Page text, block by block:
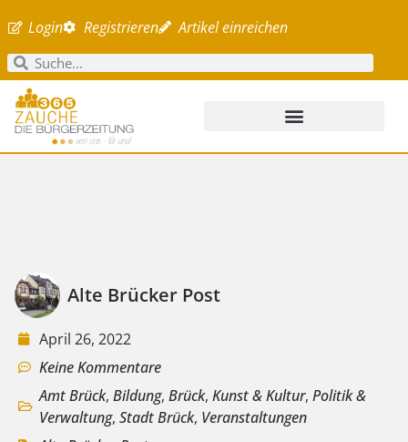
Login Registrieren Artikel einreichen
Alte Brücker Post
April 26, 2022
Keine Kommentare
Amt Brück, Bildung, Brück, Kunst & Kultur, Politik &
Verwaltung, Stadt Brück, Veranstaltungen